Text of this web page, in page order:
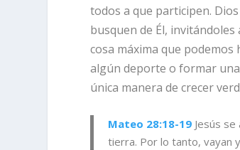
todos a que participen.
busquen de Él,
cosa máxima que
algún deporte o formar una
única manera de crecer
Mateo 28:18-19 Jesús
tierra. Por lo tanto, vayan